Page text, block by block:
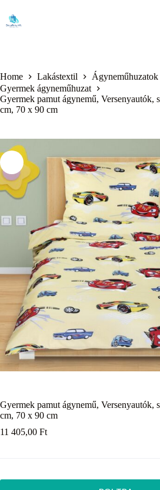
content
Home Lakástextil
Ágyneműhuzatok
Gyermek ágyneműhuzat
Gyermek pamut ágynemű, Versenyautók,
cm, 70 x 90 cm
Gyermek pamut ágynemű, Versenyautók,
cm, 70 x 90 cm
11 405,00 Ft